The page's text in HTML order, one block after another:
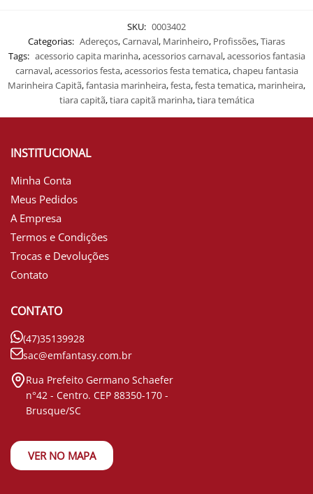
SKU: 0003402
Categorias: Adereços,Carnaval, Marinheiro, Profissões,Tiaras
Tags: acessorio capita marinha,acessorios carnaval,acessorios fantasia
carnaval,acessorios festa,acessorios festa tematica,chapeu fantasia
Marinheira Capitã,fantasia marinheira,festa,festa tematica, marinheira,
tiara capitã,tiara capitã marinha,tiara temática
INSTITUCIONAL
Minha Conta
Meus Pedidos
A Empresa
Termos e Condições
Trocas e Devoluções
Contato
CONTATO
(47)35139928
sac@emfantasy.com.br
Rua Prefeito Germano Schaefer
n°42 - Centro. CEP 88350-170 -
Brusque/SC
VER NO MAPA